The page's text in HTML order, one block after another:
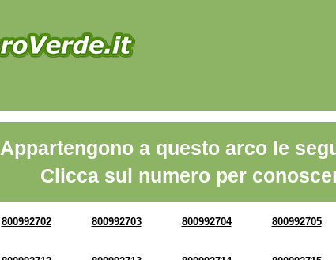
Appartengono a questo arco le
Clicca sul numero per
800992702 800992703 800992704 800992705